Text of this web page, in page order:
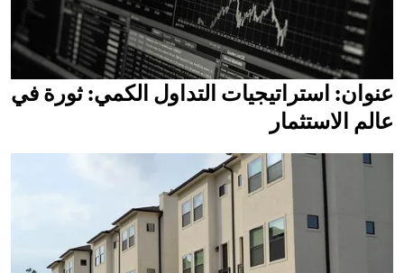
عنوان: استراتيجيات التداول الكمي: ثورة في
عالم الاستثمار